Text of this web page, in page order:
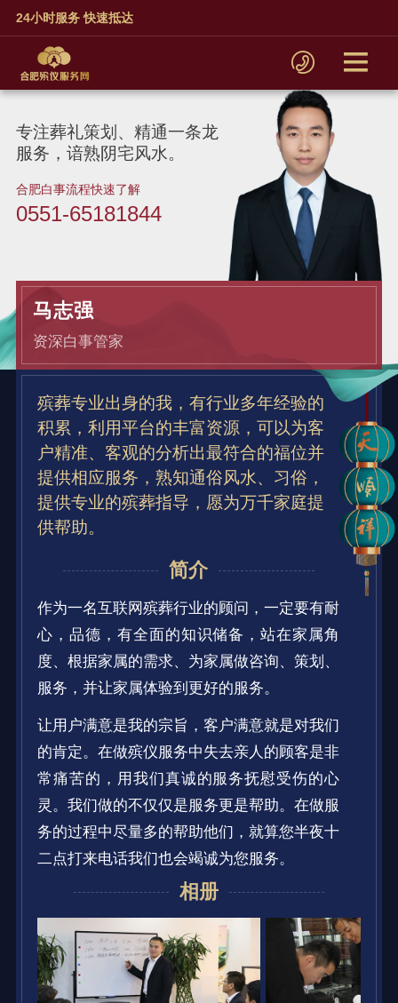
24小时服务 快速抵达
专注葬礼策划、精通一条龙
服务，谙熟阴宅风水。
合肥白事流程快速了解
0551-65181844
马志强
资深白事管家
殡葬专业出身的我，有行业多年经验的
积累，利用平台的丰富资源，可以为客
户精准、客观的分析出最符合的福位并
提供相应服务，熟知通俗风水、习俗，
提供专业的殡葬指导，愿为万千家庭提
供帮助。
简介
作为一名互联网殡葬行业的顾问，一定要有耐
心，品德，有全面的知识储备，站在家属角
度、根据家属的需求、为家属做咨询、策划、
服务，并让家属体验到更好的服务。
让用户满意是我的宗旨，客户满意就是对我们
的肯定。在做殡仪服务中失去亲人的顾客是非
常痛苦的，用我们真诚的服务抚慰受伤的心
灵。我们做的不仅仅是服务更是帮助。在做服
务的过程中尽量多的帮助他们，就算您半夜十
二点打来电话我们也会竭诚为您服务。
相册